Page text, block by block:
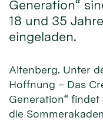
Generation“
18 und 35
eingeladen.
Altenberg. Unter
Hoffnung – Das
Generation“
die